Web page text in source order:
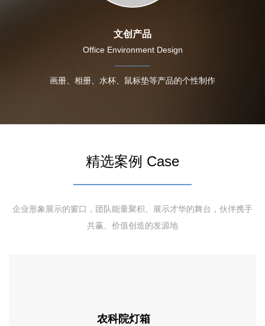
文创产品
Office Environment Design
画册、相册、水杯、鼠标垫等产品的个性制作
精选案例 Case
企业形象展示的窗口，团队能量聚积、展示才华的舞台，伙伴携手
共赢、价值创造的发源地
农科院灯箱